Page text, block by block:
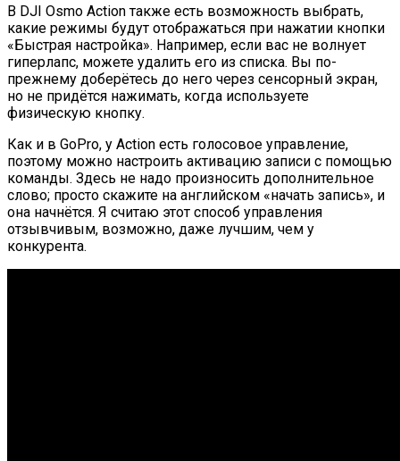
В DJI Osmo Action также есть возможность выбрать,
какие режимы будут отображаться при нажатии кнопки
«Быстрая настройка». Например, если вас не волнует
гиперлапс, можете удалить его из списка. Вы по-
прежнему доберётесь до него через сенсорный экран,
но не придётся нажимать, когда используете
физическую кнопку.
Как и в GoPro, у Action есть голосовое управление,
поэтому можно настроить активацию записи с помощью
команды. Здесь не надо произносить дополнительное
слово; просто скажите на английском «начать запись», и
она начнётся. Я считаю этот способ управления
отзывчивым, возможно, даже лучшим, чем у
конкурента.